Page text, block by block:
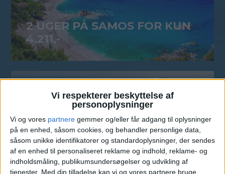
Vi respekterer beskyttelse af
personoplysninger
Vi og vores partnere gemmer og/eller får adgang til oplysninger
på en enhed, såsom cookies, og behandler personlige data,
såsom unikke identifikatorer og standardoplysninger, der sendes
af en enhed til personaliseret reklame og indhold, reklame- og
indholdsmåling, publikumsundersøgelser og udvikling af
tjenester. Med din tilladelse kan vi og vores partnere bruge
30. JULI 2026
2 UGER PÅ SAMOS FOR KUN
4.211,-
30. JULI 2026
2 UGER I CANCUN FOR KUN
6.176,-